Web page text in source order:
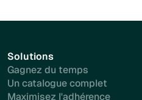
Solutions
Gagnez du temps
Un catalogue complet
Maximisez l'adhérence